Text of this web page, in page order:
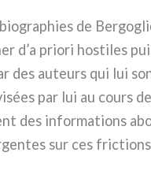
de
d’a prio­ri hosti­les
des auteurs qui lui
par lui au cours
des infor­ma­tions
sur ces